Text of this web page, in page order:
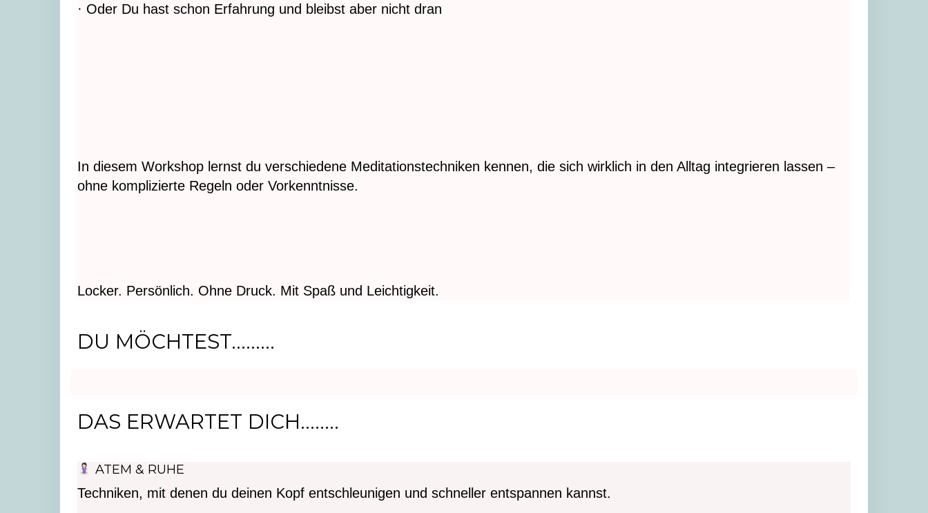
· Oder Du hast schon Erfahrung und bleibst aber nicht dran
In diesem Workshop lernst du verschiedene Meditationstechniken kennen, die sich wirklich in den Alltag integrieren lassen –
ohne komplizierte Regeln oder Vorkenntnisse.
Locker. Persönlich. Ohne Druck. Mit Spaß und Leichtigkeit.
DU MÖCHTEST.........
DAS ERWARTET DICH........
ATEM & RUHE
Techniken, mit denen du deinen Kopf entschleunigen und schneller entspannen kannst.